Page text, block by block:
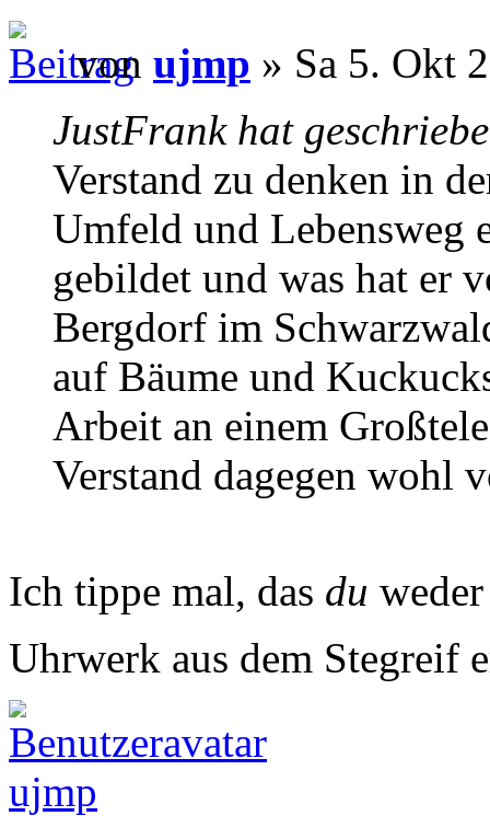
von ujmp » Sa 5. Okt
JustFrank hat
Verstand zu denken in
Umfeld und Lebensweg
gebildet und was hat er
Bergdorf im
auf Bäume und
Arbeit an einem
Verstand dagegen wohl
Ich tippe mal, das du
Uhrwerk aus dem Stegreif
ujmp